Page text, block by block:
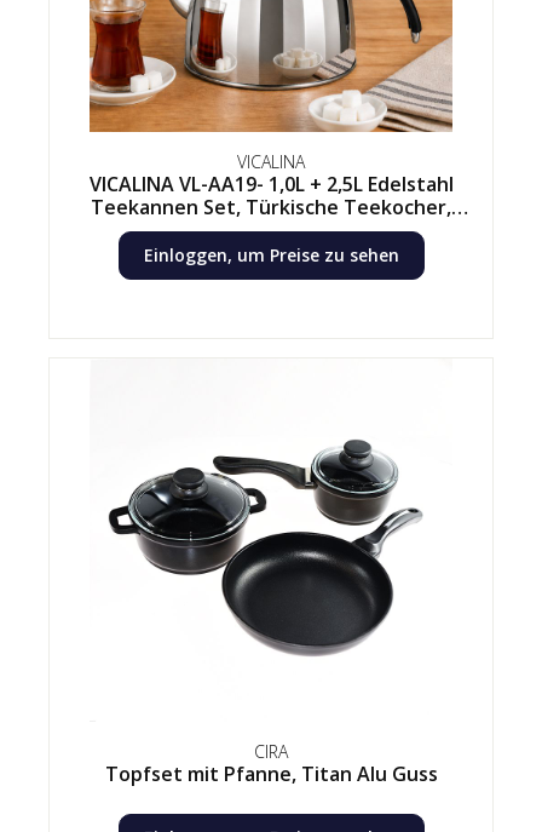
VICALINA
VICALINA VL-AA19- 1,0L + 2,5L Edelstahl
Teekannen Set, Türkische Teekocher,
Çaydanlık, Samowar, Induktion
Einloggen, um Preise zu sehen
CIRA
Topfset mit Pfanne, Titan Alu Guss